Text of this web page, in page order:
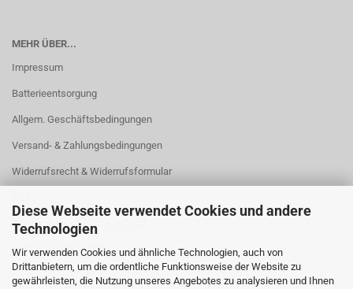
Diese Webseite verwendet Cookies und andere
Technologien
Wir verwenden Cookies und ähnliche Technologien, auch von
Drittanbietern, um die ordentliche Funktionsweise der Website zu
gewährleisten, die Nutzung unseres Angebotes zu analysieren und Ihnen
MEHR ÜBER...
Impressum
Batterieentsorgung
Allgem. Geschäftsbedingungen
Versand- & Zahlungsbedingungen
Widerrufsrecht & Widerrufsformular
Privatsphäre und Datenschutz
Cookie Einstellungen